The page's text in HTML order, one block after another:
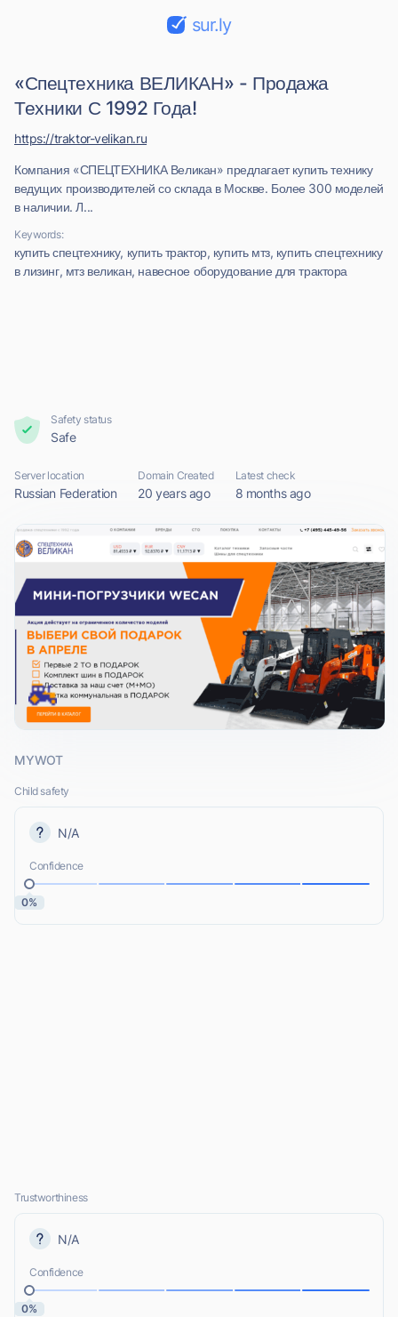
sur.ly
«Спецтехника ВЕЛИКАН» - Продажа
Техники С 1992 Года!
Компания «СПЕЦТЕХНИКА Великан» предлагает купить технику
ведущих производителей со склада в Москве. Более 300 моделей
в наличии. Л...
Keywords:
купить спецтехнику, купить трактор, купить мтз, купить спецтехнику
в лизинг, мтз великан, навесное оборудование для трактора
https://traktor-velikan.ru
Safety status
Safe
Server location
Russian Federation
Domain Created
20 years ago
Latest check
8 months ago
MYWOT
Child safety
N/A
Confidence
0%
Trustworthiness
N/A
Confidence
0%